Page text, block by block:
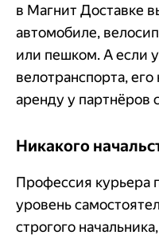
в Магнит Доставке
автомобиле,
или пешком. А если у
велотранспорта,
аренду у партнёров
Никакого
Профессия курьера
уровень
строгого